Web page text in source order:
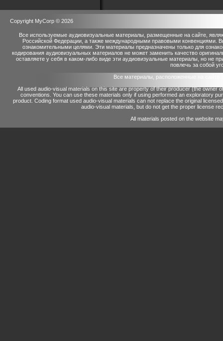
Copyright MyCorp © 2026
Все используемые аудиовизуальные материалы, размещенные на сайте,
Российской Федерации, а также международными правовыми конвенциями.
ознакомительными целями. Эти материалы предназначены только для
кодирования аудиовизуальных материалов не может заменить качество
оставляете у себя в каком-либо виде эти аудиовизуальные материалы, но не
повлечь за собой
Все материалы, расположенные на сайте
All used audio-visual materials on this site are property of their producer (the owner
conventions. You can use these materials only if using performed an exploratory
product. Coding format used audio-visual materials can not replace the original
audio-visual materials, but do not get the proper license
All materials posted on the website